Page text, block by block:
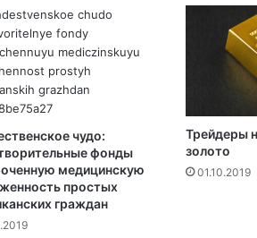
чудо:
фонды
медицинскую
простых
граждан
Трейдеры
золото
01.10.2019